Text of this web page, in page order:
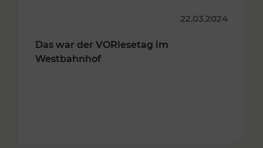
22.03.2024
Das war der VORlesetag im
Westbahnhof